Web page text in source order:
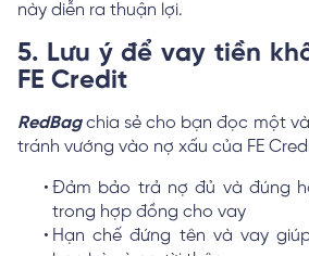
này diễn ra thuận lợi.
5. Lưu ý để vay tiền
FE Credit
RedBagchia sẻ cho bạn đọc một
tránh vướng vào nợ xấu của FE
Đảm bảo trả nợ đủ và đúng
trong hợp đồng cho vay
Hạn chế đứng tên và vay